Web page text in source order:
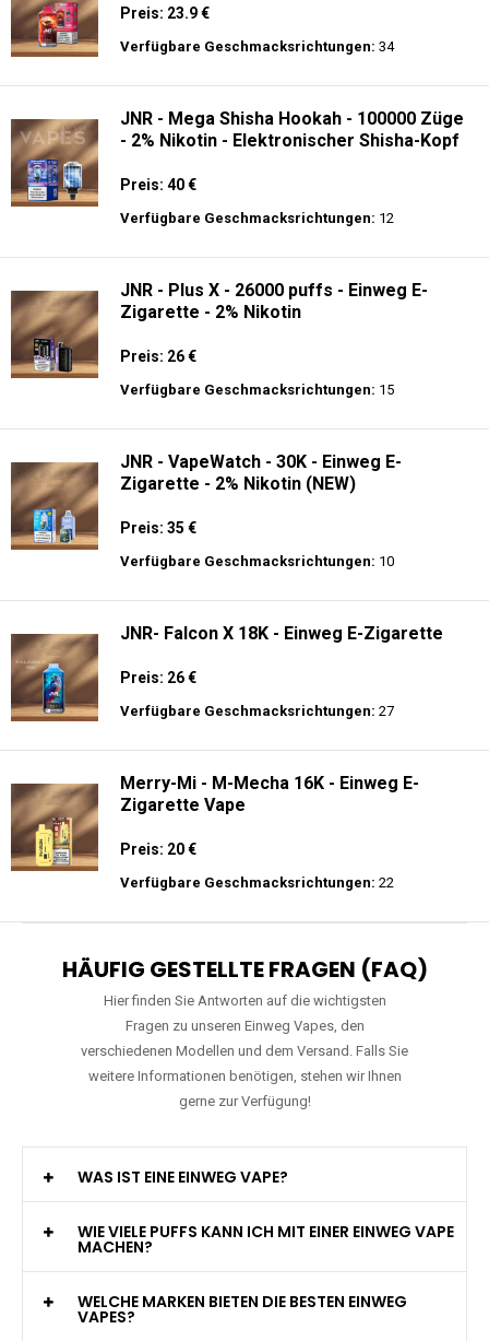
Preis: 23.9 €
Verfügbare Geschmacksrichtungen: 34
JNR - Mega Shisha Hookah - 100000 Züge
- 2% Nikotin - Elektronischer Shisha-Kopf
Preis: 40 €
Verfügbare Geschmacksrichtungen: 12
JNR - Plus X - 26000 puffs - Einweg E-
Zigarette - 2% Nikotin
Preis: 26 €
Verfügbare Geschmacksrichtungen: 15
JNR - VapeWatch - 30K - Einweg E-
Zigarette - 2% Nikotin (NEW)
Preis: 35 €
Verfügbare Geschmacksrichtungen: 10
JNR- Falcon X 18K - Einweg E-Zigarette
Preis: 26 €
Verfügbare Geschmacksrichtungen: 27
Merry-Mi - M-Mecha 16K - Einweg E-
Zigarette Vape
Preis: 20 €
Verfügbare Geschmacksrichtungen: 22
HÄUFIG GESTELLTE FRAGEN (FAQ)
Hier finden Sie Antworten auf die wichtigsten
Fragen zu unseren Einweg Vapes, den
verschiedenen Modellen und dem Versand. Falls Sie
weitere Informationen benötigen, stehen wir Ihnen
gerne zur Verfügung!
WAS IST EINE EINWEG VAPE?
WIE VIELE PUFFS KANN ICH MIT EINER EINWEG VAPE
MACHEN?
WELCHE MARKEN BIETEN DIE BESTEN EINWEG
VAPES?